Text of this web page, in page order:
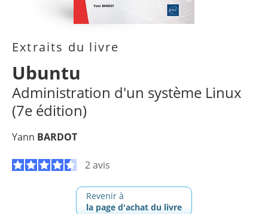
Extraits du livre
Ubuntu
Administration d'un système Linux
(7e édition)
Yann BARDOT
2 avis
Revenir à
la page d'achat du livre